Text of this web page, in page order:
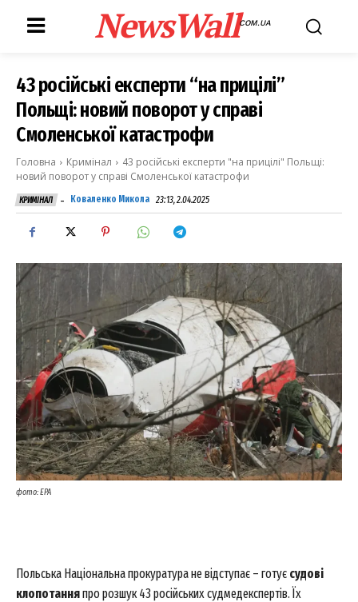
NewsWallCOM.UA
43 російські експерти “на прицілі”
Польщі: новий поворот у справі
Смоленської катастрофи
Головна Кримінал
43 російські експерти "на прицілі" Польщі:
новий поворот у справі Смоленської катастрофи
КРИМІНАЛ - Коваленко Микола 23:13, 2.04.2025
фото: EPA
Польська Національна прокуратура не відступає – готує судові
клопотанняпро розшук 43 російських судмедекспертів. Їх